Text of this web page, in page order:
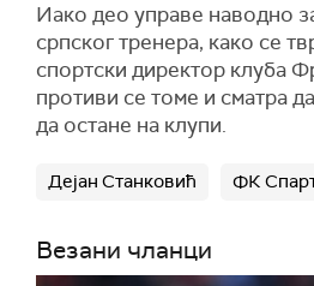
Иако део управе наводно
српског тренера, како се
спортски директор клуба
противи се томе и сматра
да остане на клупи.
Дејан Станковић ФК
Везани чланци